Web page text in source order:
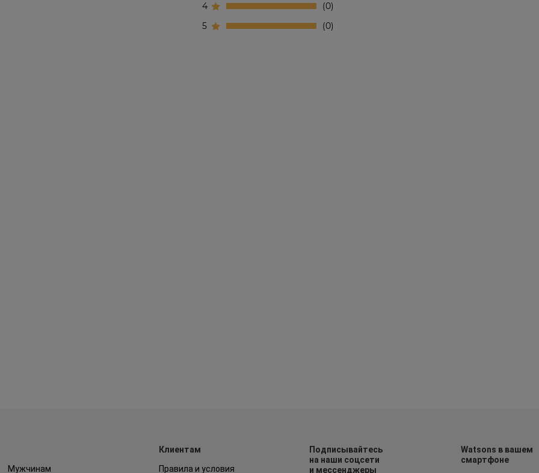
4
0
5
0
Мужчинам
Клиентам
Правила и условия
Подписывайтесь
на наши соцсети
и мессенджеры
Watsons в вашем
смартфоне